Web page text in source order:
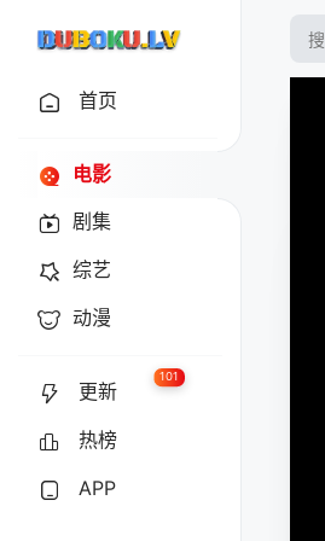
首页
电影
剧集
综艺
动漫
更新
101
热榜
APP